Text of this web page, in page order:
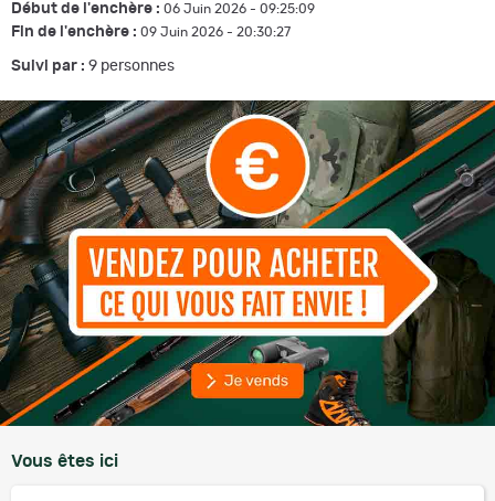
Début de l'enchère : 06 Juin 2026 - 09:25:09
Fin de l'enchère : 09 Juin 2026 - 20:30:27
Suivi par : 9 personnes
Vous êtes ici